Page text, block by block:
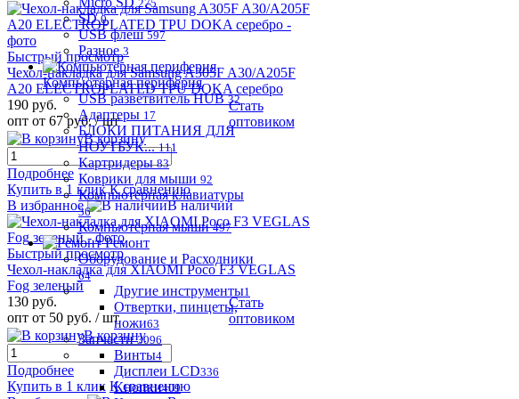
275
SD 0
USB флеш 597
Разное 3
Компьютерная периферия
USB разветвитель HUB 32
Адаптеры 17
БЛОКИ ПИТАНИЯ ДЛЯ
НОУТБУК... 111
Картридеры 83
Коврики для мыши 92
Компьютерная клавиатуры
36
Компьютерная мыши 497
Ремонт
Оборудование и Расходники
64
Другие инструменты1
Отвертки, пинцеты,
ножи63
Запчасти 3096
Винты4
Дисплеи LCD336
Кнопки409
Быстрый просмотр
Чехол-накладка для Samsung A305F A30/A205F
A20 ELECTROPLATED TPU DOKA серебро
190 руб.
опт от 67 руб. / шт
Стать
оптовиком
В корзину
Подробнее
Купить в 1 клик К сравнению
В избранное
В наличии
Быстрый просмотр
Чехол-накладка для XIAOMI Poco F3 VEGLAS
Fog зеленый
130 руб.
опт от 50 руб. / шт
Стать
оптовиком
В корзину
Подробнее
Купить в 1 клик К сравнению